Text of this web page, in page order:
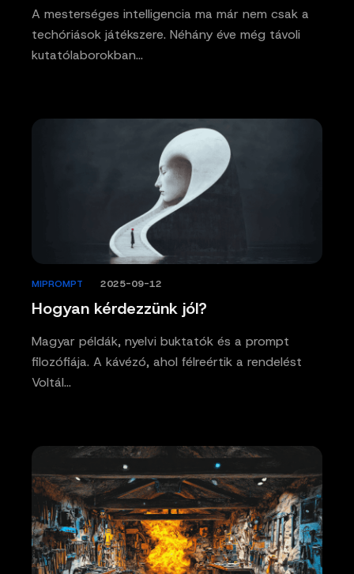
A mesterséges intelligencia ma már nem csak a
techóriások játékszere. Néhány éve még távoli
kutatólaborokban…
Hogyan kérdezzünk jól?
MIPROMPT 2025-09-12
Magyar példák, nyelvi buktatók és a prompt
filozófiája. A kávézó, ahol félreértik a rendelést
Voltál…